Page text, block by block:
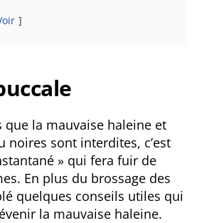
que la mauvaise haleine et
noires sont interdites, c’est
» qui fera fuir de
En plus du brossage des
quelques conseils utiles qui
la mauvaise haleine.